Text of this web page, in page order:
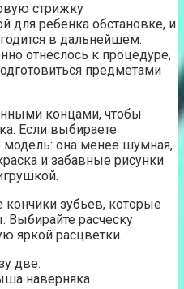
стрижку
для ребенка обстановке, и
в дальнейшем.
отнеслось к процедуре,
предметами
концами, чтобы
Если выбираете
модель: она менее шумная,
и забавные рисунки
кончики зубьев, которые
Выбирайте расческу
яркой расцветки.
две:
наверняка